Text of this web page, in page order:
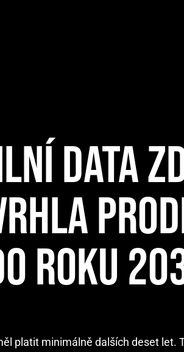
DATA
ROKU
platit minimálně dalších deset let.